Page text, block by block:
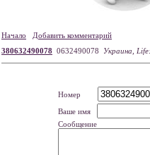
Начало
Добавить комментарий
380632490078 0632490078 Украина,
Номер
Ваше имя
Сообщение